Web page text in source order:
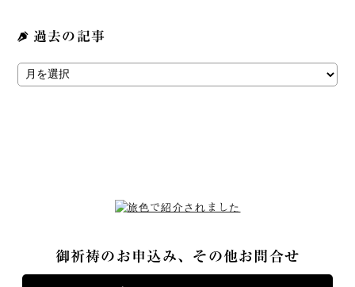
過去の記事
御祈祷のお申込み、その他お問合せ